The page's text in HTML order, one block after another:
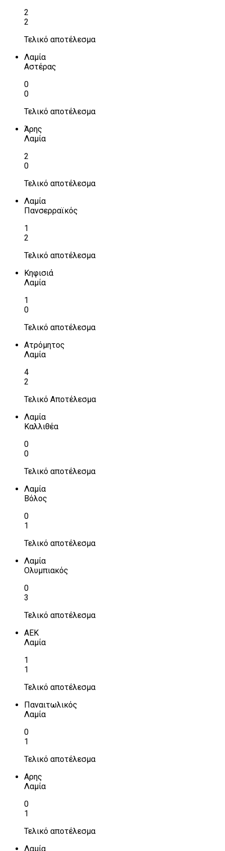
2
2
Τελικό αποτέλεσμα
Λαμία
Αστέρας
0
0
Τελικό αποτέλεσμα
Άρης
Λαμία
2
0
Τελικό αποτέλεσμα
Λαμία
Πανσερραϊκός
1
2
Τελικό αποτέλεσμα
Κηφισιά
Λαμία
1
0
Τελικό αποτέλεσμα
Ατρόμητος
Λαμία
4
2
Τελικό Αποτέλεσμα
Λαμία
Καλλιθέα
0
0
Τελικό αποτέλεσμα
Λαμία
Βόλος
0
1
Τελικό αποτέλεσμα
Λαμία
Ολυμπιακός
0
3
Τελικό αποτέλεσμα
ΑΕΚ
Λαμία
1
1
Τελικό αποτέλεσμα
Παναιτωλικός
Λαμία
0
1
Τελικό αποτέλεσμα
Αρης
Λαμία
0
1
Τελικό αποτέλεσμα
Λαμία